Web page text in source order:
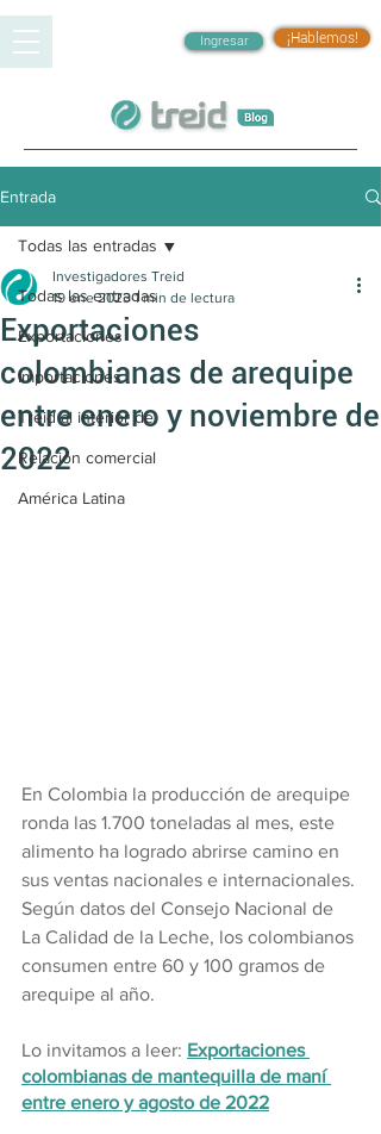
¡Hablemos!
Ingresar
Entrada
Todas las entradas
Exportaciones
Importaciones
Treid al interior de
Relación comercial
América Latina
Todas las entradas
Exportaciones
colombianas de arequipe
entre enero y noviembre de
2022
Investigadores Treid
19 ene 2023 1 min de lectura
En Colombia la producción de arequipe
ronda las 1.700 toneladas al mes, este
alimento ha logrado abrirse camino en
sus ventas nacionales e internacionales.
Según datos del Consejo Nacional de
La Calidad de la Leche, los colombianos
consumen entre 60 y 100 gramos de
arequipe al año.
Lo invitamos a leer: Exportaciones
colombianas de mantequilla de maní
entre enero y agosto de 2022